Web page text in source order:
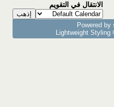
الانتقال في التقويم
Powered by
Lightweight Styling